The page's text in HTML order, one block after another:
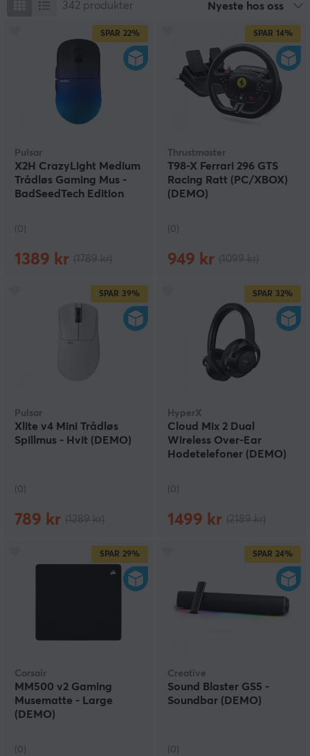
342 produkter Nyeste hos oss
SPAR 22%
Pulsar
X2H CrazyLight Medium
Trådløs Gaming Mus -
BadSeedTech Edition
(0)
1389 kr
SPAR 14%
Thrustmaster
T98-X Ferrari 296 GTS
Racing Ratt (PC/XBOX)
(DEMO)
(0)
949 kr
SPAR 39%
Pulsar
Xlite v4 Mini Trådløs
Spillmus - Hvit (DEMO)
(0)
789 kr
SPAR 32%
HyperX
Cloud Mix 2 Dual
Wireless Over-Ear
Hodetelefoner (DEMO)
(0)
1499 kr
SPAR 29%
Corsair
MM500 v2 Gaming
Musematte - Large
(DEMO)
(0)
SPAR 24%
Creative
Sound Blaster GS5 -
Soundbar (DEMO)
(0)